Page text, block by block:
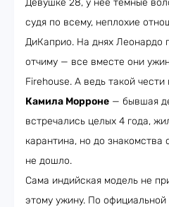
Девушке 28, у неё тёмные
судя по всему, неплохие
ДиКаприо. На днях Леонардо
отчиму — все вместе они
Firehouse. А ведь такой
Камила Морроне — бывшая
встречались целых 4 года,
карантина, но до знакомства
не дошло.
Сама индийская модель не
этому ужину. По